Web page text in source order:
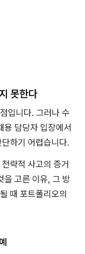
못한다
입니다. 그러나 수
용 담당자 입장에서
하기 어렵습니다.
략적 사고의 증거
을 고른 이유, 그 방
때 포트폴리오의